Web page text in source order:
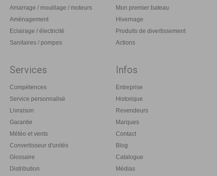
Amarrage / mouillage / moteurs
Aménagement
Eclairage / électricité
Sanitaires / pompes
Mon premier bateau
Hivernage
Produits de divertissement
Actions
Services
Compétences
Service personnalisé
Livraison
Garantie
Météo et vents
Convertisseur d'unités
Glossaire
Distribution
Infos
Entreprise
Historique
Revendeurs
Marques
Contact
Blog
Catalogue
Médias